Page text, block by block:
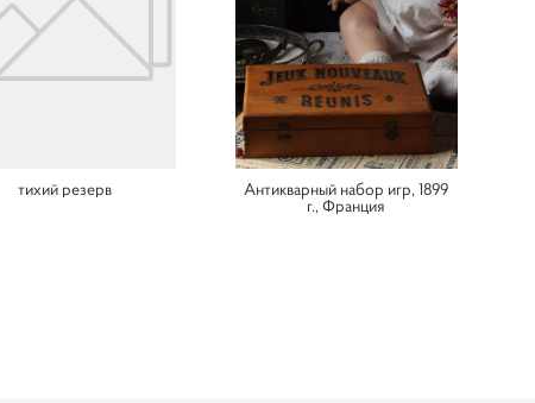
тихий резерв Антикварный набор игр, 1899
г., Франция